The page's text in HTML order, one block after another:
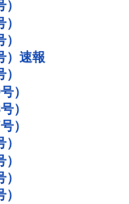
）速報
）
）
）